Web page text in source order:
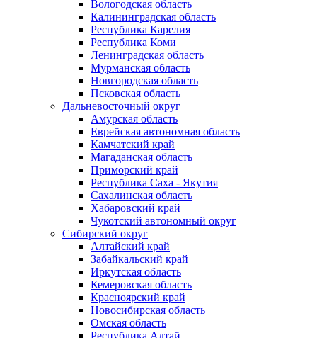
Вологодская область
Калининградская область
Республика Карелия
Республика Коми
Ленинградская область
Мурманская область
Новгородская область
Псковская область
Дальневосточный округ
Амурская область
Еврейская автономная область
Камчатский край
Магаданская область
Приморский край
Республика Саха - Якутия
Сахалинская область
Хабаровский край
Чукотский автономный округ
Сибирский округ
Алтайский край
Забайкальский край
Иркутская область
Кемеровская область
Красноярский край
Новосибирская область
Омская область